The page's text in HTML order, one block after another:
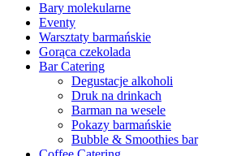
Bary molekularne
Eventy
Warsztaty barmańskie
Gorąca czekolada
Bar Catering
Degustacje alkoholi
Druk na drinkach
Barman na wesele
Pokazy barmańskie
Bubble & Smoothies bar